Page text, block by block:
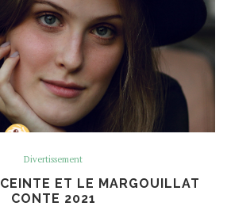
Divertissement
ET LE MARGOUILLAT
CONTE 2021